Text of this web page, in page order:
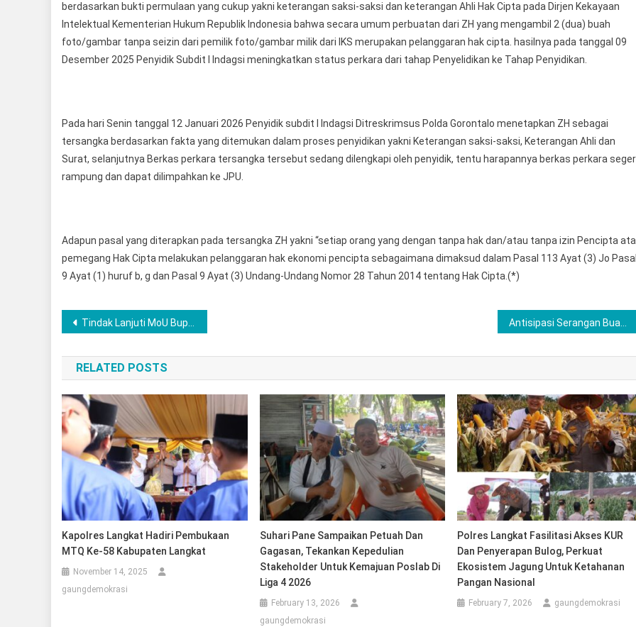
berdasarkan bukti permulaan yang cukup yakni keterangan saksi-saksi dan keterangan Ahli Hak Cipta pada Dirjen Kekayaan
Intelektual Kementerian Hukum Republik Indonesia bahwa secara umum perbuatan dari ZH yang mengambil 2 (dua) buah
foto/gambar tanpa seizin dari pemilik foto/gambar milik dari IKS merupakan pelanggaran hak cipta. hasilnya pada tanggal 09
Desember 2025 Penyidik Subdit I Indagsi meningkatkan status perkara dari tahap Penyelidikan ke Tahap Penyidikan.
Pada hari Senin tanggal 12 Januari 2026 Penyidik subdit I Indagsi Ditreskrimsus Polda Gorontalo menetapkan ZH sebagai
tersangka berdasarkan fakta yang ditemukan dalam proses penyidikan yakni Keterangan saksi-saksi, Keterangan Ahli dan
Surat, selanjutnya Berkas perkara tersangka tersebut sedang dilengkapi oleh penyidik, tentu harapannya berkas perkara
rampung dan dapat dilimpahkan ke JPU.
Adapun pasal yang diterapkan pada tersangka ZH yakni “setiap orang yang dengan tanpa hak dan/atau tanpa izin Pencipta
pemegang Hak Cipta melakukan pelanggaran hak ekonomi pencipta sebagaimana dimaksud dalam Pasal 113 Ayat (3) Jo Pasal
9 Ayat (1) huruf b, g dan Pasal 9 Ayat (3) Undang-Undang Nomor 28 Tahun 2014 tentang Hak Cipta.(*)
Post
navigation
Tindak Lanjuti MoU Bupati, Disdik Labuhanbatu Tandatangani Kerjasama Dengan BPJS Ketenagakerjaan Untuk Tingkatkan Kesejahteraan 800 Guru PAUD Antisipasi Serangan Buaya, Polsek Megang Sakti Polres Musi Rawas Imbau Warga Hindari Aktivitas di Sungai
RELATED POSTS
Kapolres Langkat Hadiri Pembukaan
MTQ Ke-58 Kabupaten Langkat
November 14, 2025
gaungdemokrasi
Suhari Pane Sampaikan Petuah Dan
Gagasan, Tekankan Kepedulian
Stakeholder Untuk Kemajuan Poslab Di
Liga 4 2026
February 13, 2026
gaungdemokrasi
Polres Langkat Fasilitasi Akses KUR
Dan Penyerapan Bulog, Perkuat
Ekosistem Jagung Untuk Ketahanan
Pangan Nasional
February 7, 2026 gaungdemokrasi